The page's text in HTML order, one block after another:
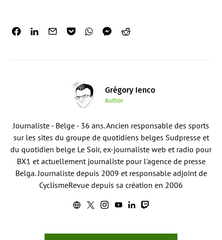
Grégory Ienco
Author
Journaliste - Belge - 36 ans. Ancien responsable des sports
sur les sites du groupe de quotidiens belges Sudpresse et
du quotidien belge Le Soir, ex-journaliste web et radio pour
BX1 et actuellement journaliste pour l'agence de presse
Belga. Journaliste depuis 2009 et responsable adjoint de
CyclismeRevue depuis sa création en 2006